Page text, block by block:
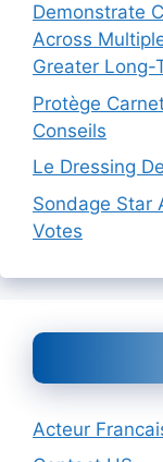
Demonstrate
Across
Greater Long-
Protège
Conseils
Le Dressing
Sondage Star
Votes
Acteur